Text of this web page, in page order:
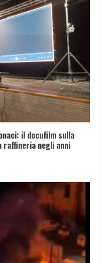
il docufilm sulla
negli anni